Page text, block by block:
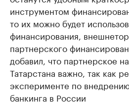
инструментом
то их можно будет
финансирования,
партнерского
добавил, что партнерское
Татарстана важно, так как
эксперименте по
банкинга в России